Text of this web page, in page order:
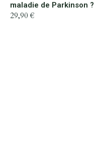
maladie de Parkinson ?
29,90€